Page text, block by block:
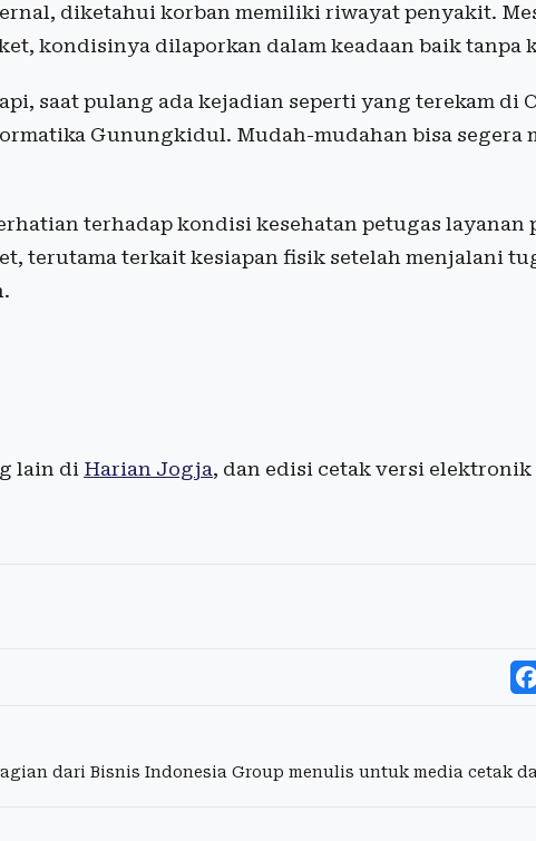
diketahui korban memiliki riwayat penyakit.
kondisinya dilaporkan dalam keadaan baik tanpa
saat pulang ada kejadian seperti yang terekam di
Gunungkidul. Mudah-mudahan bisa segera
terhadap kondisi kesehatan petugas layanan
terutama terkait kesiapan fisik setelah menjalani
lain di Harian Jogja, dan edisi cetak versi
dari Bisnis Indonesia Group menulis untuk media cetak